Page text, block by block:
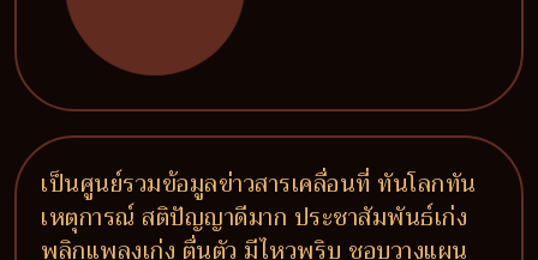
เป็นศูนย์รวมข้อมูลข่าวสารเคลื่อนที่ ทันโลกทัน
เหตุการณ์ สติปัญญาดีมาก ประชาสัมพันธ์เก่ง
พลิกแพลงเก่ง ตื่นตัว มีไหวพริบ ชอบวางแผน